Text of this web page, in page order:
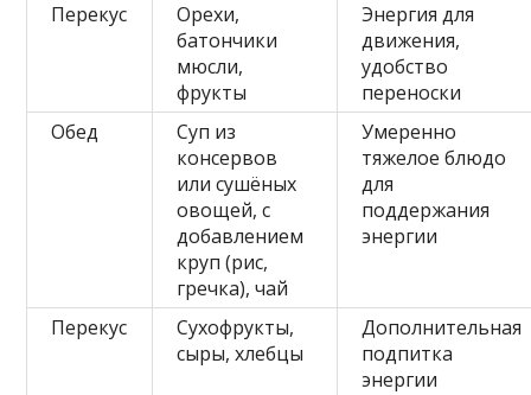
Перекус
Орехи,
батончики
мюсли,
фрукты
Энергия для
движения,
удобство
переноски
Обед
Суп из
консервов
или сушёных
овощей, с
добавлением
круп (рис,
гречка), чай
Умеренно
тяжелое блюдо
для
поддержания
энергии
Перекус
Сухофрукты,
сыры, хлебцы
Дополнительная
подпитка
энергии